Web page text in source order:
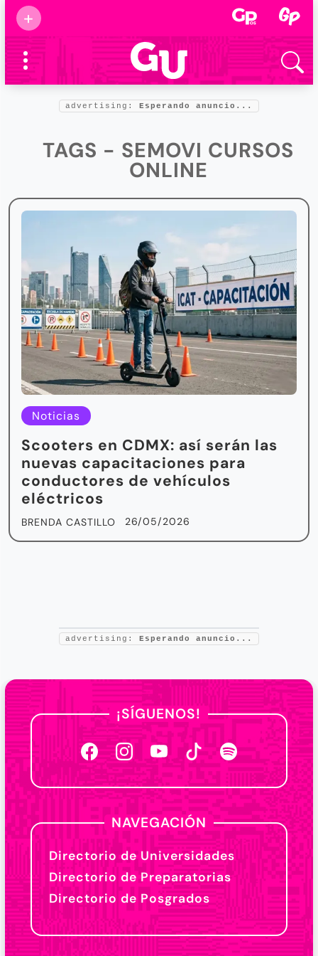
+
Supermamás
2025
Marcas de
confianza
Foro salud
advertising: Esperando anuncio...
TAGS - SEMOVI CURSOS
ONLINE
Noticias
Scooters en CDMX: así serán las
nuevas capacitaciones para
conductores de vehículos
eléctricos
BRENDA CASTILLO 26/05/2026
advertising: Esperando anuncio...
¡SÍGUENOS!
NAVEGACIÓN
Directorio de Universidades
Directorio de Preparatorias
Directorio de Posgrados